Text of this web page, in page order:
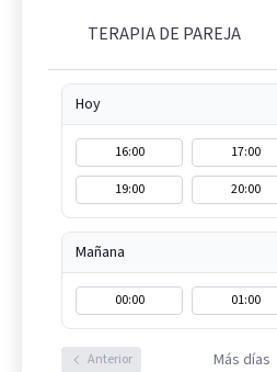
TERAPIA DE PAREJA
Hoy
16:00 17:00
19:00
20:00
Mañana
00:00 01:00
Anterior Más días